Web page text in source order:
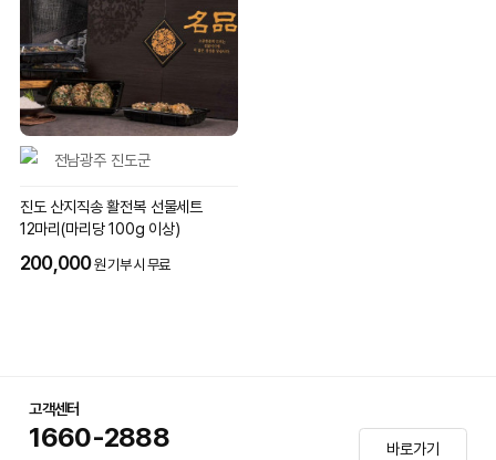
전남광주 진도군
진도 산지직송 활전복 선물세트
12마리(마리당 100g 이상)
200,000원 기부 시 무료
고객센터
1660-2888 바로가기